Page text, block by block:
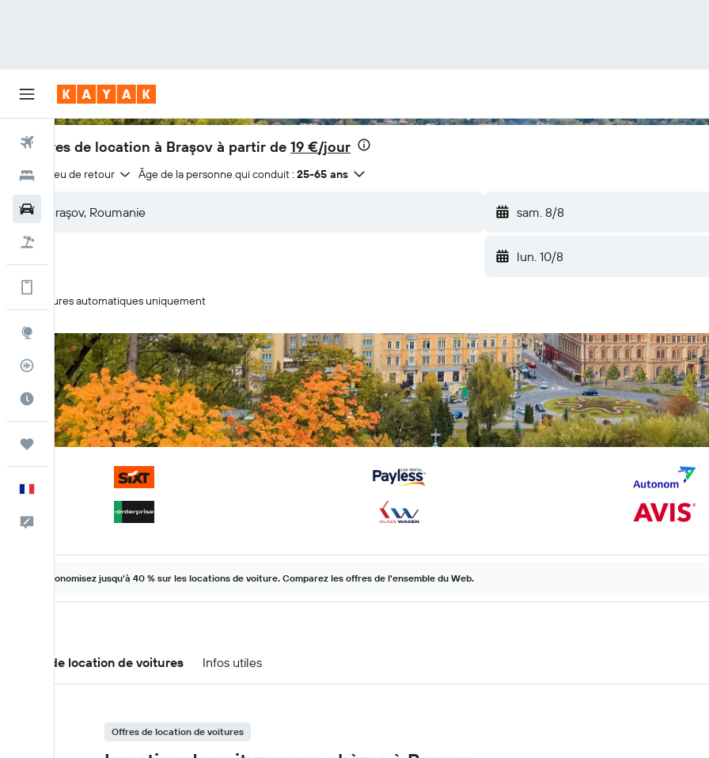
Vols
Hôtels
Voitures
Explore
Suivi des vols
Meilleur moment pour voyager
Trips
Commentaires
Voitures de location à Braşov à partir de 19 €/jour
Même lieu de retour Âge de la personne qui conduit : 25-65 ans
sam. 8/8
lun. 10/8
Voitures automatiques uniquement
Économisez jusqu'à 40 % sur les locations de voiture. Comparez les offres de l'ensemble du Web.
Offres de location de voitures Infos utiles
Offres de location de voitures